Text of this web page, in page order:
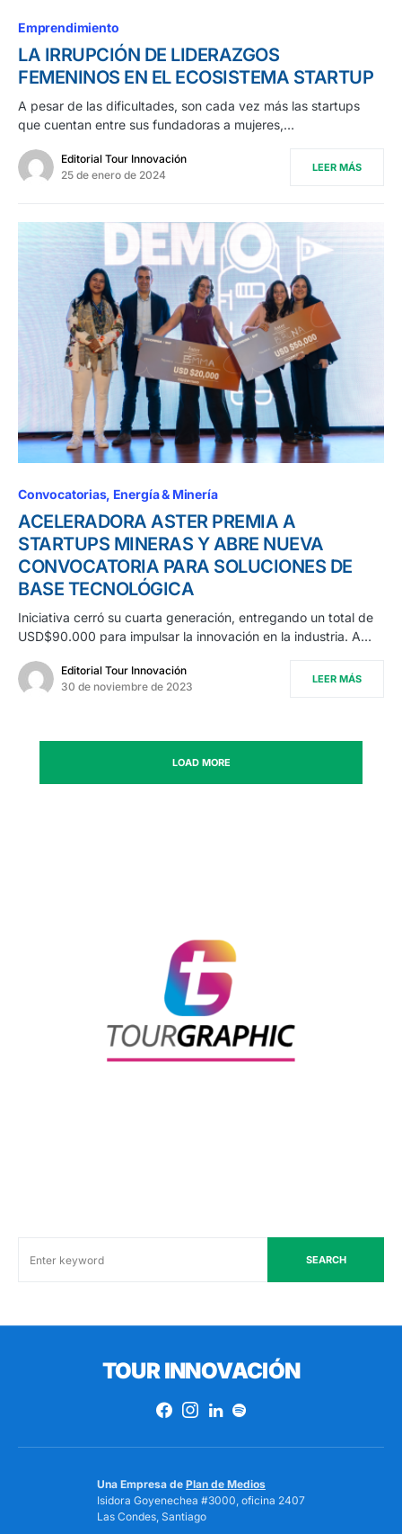
Emprendimiento
LA IRRUPCIÓN DE LIDERAZGOS
FEMENINOS EN EL ECOSISTEMA STARTUP
A pesar de las dificultades, son cada vez más las startups
que cuentan entre sus fundadoras a mujeres,…
Editorial Tour Innovación
25 de enero de 2024
LEER MÁS
Convocatorias Energía & Minería
ACELERADORA ASTER PREMIA A
STARTUPS MINERAS Y ABRE NUEVA
CONVOCATORIA PARA SOLUCIONES DE
BASE TECNOLÓGICA
Iniciativa cerró su cuarta generación, entregando un total de
USD$90.000 para impulsar la innovación en la industria. A…
Editorial Tour Innovación
30 de noviembre de 2023
LEER MÁS
LOAD MORE
SEARCH
TOUR INNOVACIÓN
Una Empresa de Plan de Medios
Isidora Goyenechea #3000, oficina 2407
Las Condes, Santiago